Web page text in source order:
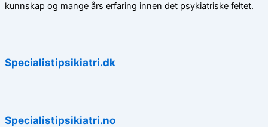
kunnskap og mange års erfaring innen det psykiatriske feltet.
Specialistipsikiatri.dk
Specialistipsikiatri.no